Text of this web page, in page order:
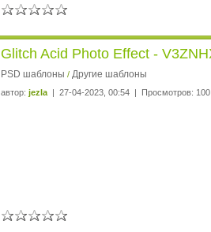
Glitch Acid Photo Effect -
PSD шаблоны / Другие шаблоны
автор: jezla | 27-04-2023, 00:54 | Просмотров: 100